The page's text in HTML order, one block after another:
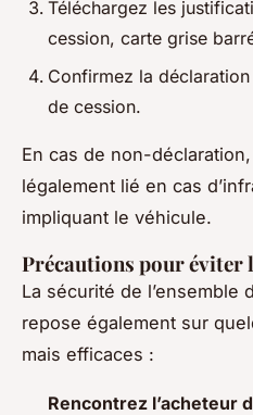
Téléchargez les
cession, carte grise
Confirmez la
de cession.
En cas de non-
légalement lié en cas
impliquant le véhicule.
Précautions pour éviter
La sécurité de l’ensemble
repose également sur
mais efficaces :
Rencontrez l’acheteur